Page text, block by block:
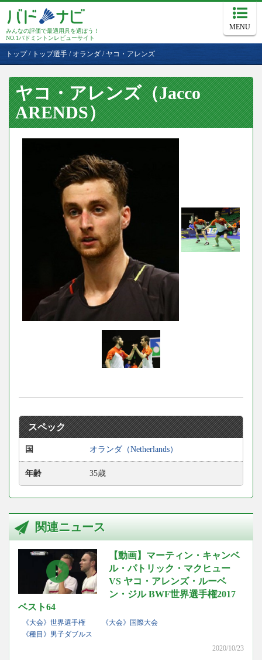
みんなの評価で最適用具を選ぼう！
NO.1バドミントンレビューサイト
MENU
トップ/ トップ選手 / オランダ / ヤコ・アレンズ
ヤコ・アレンズ（Jacco
ARENDS）
スペック
国 オランダ（Netherlands）
年齢 35歳
関連ニュース
【動画】マーティン・キャンベ
ル・パトリック・マクヒュー
VS ヤコ・アレンズ・ルーベ
ン・ジル BWF世界選手権2017
ベスト64
《大会》世界選手権
《大会》国際大会
《種目》男子ダブルス
2020/10/23